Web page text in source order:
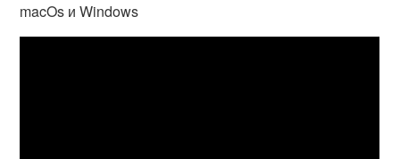
macOs и Windows